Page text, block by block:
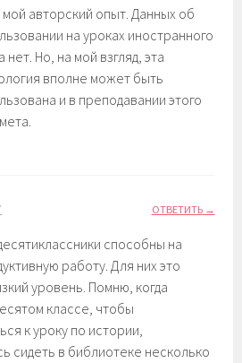
авторский опыт. Данных об
на уроках иностранного
нет. Но, на мой взгляд, эта
вполне может быть
и в преподавании этого
ОТВЕТИТЬ
способны на
работу. Для них это
уровень. Помню, когда
классе, чтобы
к уроку по истории,
сидеть в библиотеке несколько